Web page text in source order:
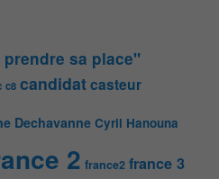
sa place"
c8 candidatcasteur
Dechavanne Cyril Hanouna
2 france2 france 3